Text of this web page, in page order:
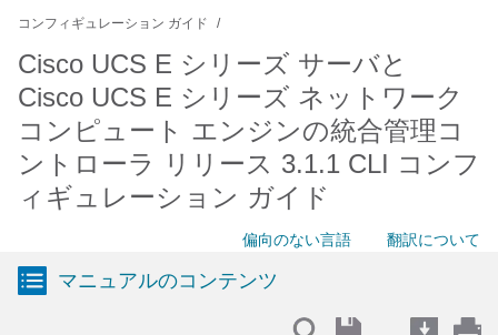
コンフィギュレーション ガイド
Cisco UCS E シリーズ サーバと
Cisco UCS E シリーズ ネットワーク
コンピュート エンジンの統合管理コ
ントローラ リリース 3.1.1 CLI コンフ
ィギュレーション ガイド
偏向のない言語 翻訳について
マニュアルのコンテンツ